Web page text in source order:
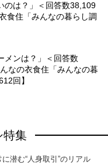
のは？」＜回答数38,109
食住「みんなの暮らし調
メンは？」＜回答数
なの衣食住「みんなの暮
回】
特集
潜む“人身取引”のリアル